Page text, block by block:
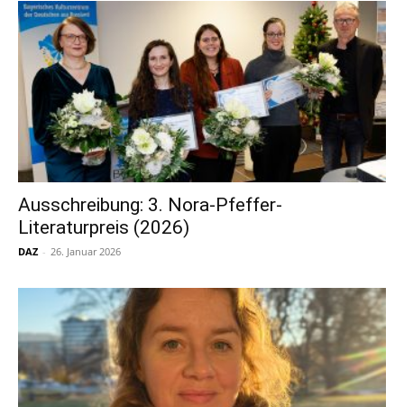
Ausschreibung: 3. Nora-Pfeffer-
Literaturpreis (2026)
DAZ - 26. Januar 2026